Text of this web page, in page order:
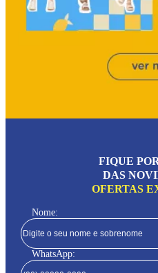
FIQUE
DAS
OFERTAS
Nome:
WhatsApp: